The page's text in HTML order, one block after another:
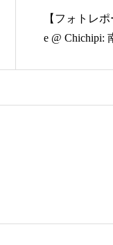
【フォトレ
e @ Chichipi: